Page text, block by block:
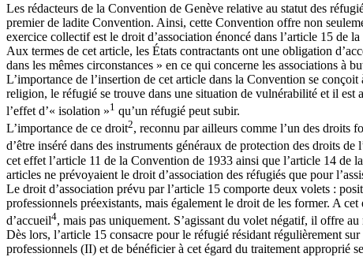
Les rédacteurs de la Convention de Genève relative au statut des
premier de ladite Convention. Ainsi, cette Convention offre non
exercice collectif est le droit d’association énoncé dans l’article 15 de
Aux termes de cet article, les États contractants ont une obligation
dans les mêmes circonstances » en ce qui concerne les associations à
L’importance de l’insertion de cet article dans la Convention se
religion, le réfugié se trouve dans une situation de vulnérabilité et il est
l’effet d’« isolation »1 qu’un réfugié peut subir.
L’importance de ce droit2, reconnu par ailleurs comme l’un des droits
d’être inséré dans des instruments généraux de protection des droits de
cet effet l’article 11 de la Convention de 1933 ainsi que l’article 14 de
articles ne prévoyaient le droit d’association des réfugiés que pour
Le droit d’association prévu par l’article 15 comporte deux volets :
professionnels préexistants, mais également le droit de les former. A
d’accueil4, mais pas uniquement. S’agissant du volet négatif, il offre
Dès lors, l’article 15 consacre pour le réfugié résidant régulièrement
professionnels (II) et de bénéficier à cet égard du traitement approprié